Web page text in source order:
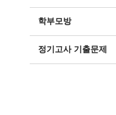
학부모방
정기고사 기출문제